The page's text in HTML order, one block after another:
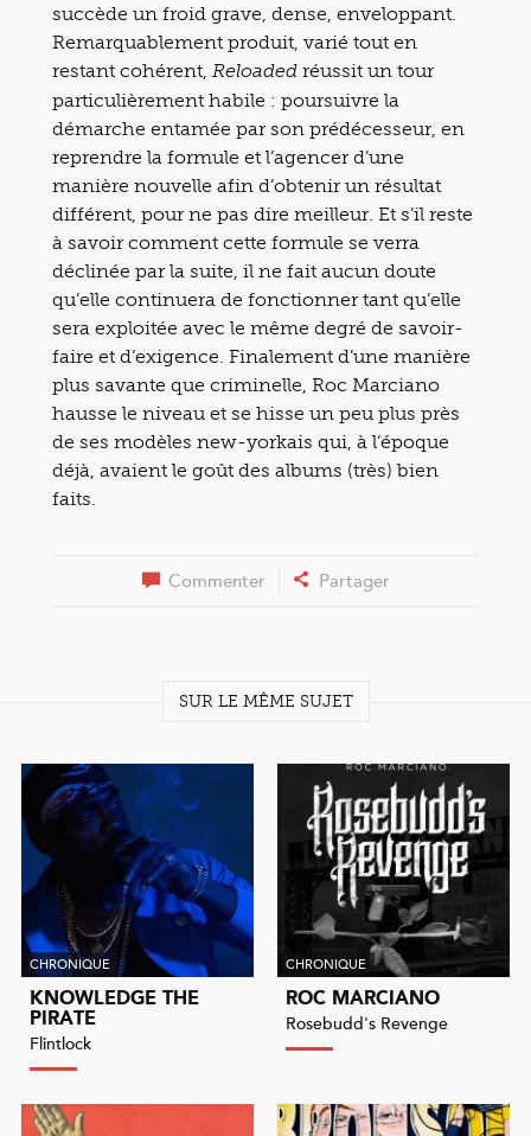
succède un froid grave, dense, enveloppant.
Remarquablement produit, varié tout en
restant cohérent, Reloaded réussit un tour
particulièrement habile : poursuivre la
démarche entamée par son prédécesseur, en
reprendre la formule et l’agencer d’une
manière nouvelle afin d’obtenir un résultat
différent, pour ne pas dire meilleur. Et s’il reste
à savoir comment cette formule se verra
déclinée par la suite, il ne fait aucun doute
qu’elle continuera de fonctionner tant qu’elle
sera exploitée avec le même degré de savoir-
faire et d’exigence. Finalement d’une manière
plus savante que criminelle, Roc Marciano
hausse le niveau et se hisse un peu plus près
de ses modèles new-yorkais qui, à l’époque
déjà, avaient le goût des albums (très) bien
faits.
Commenter Partager
SUR LE MÊME SUJET
CHRONIQUE
KNOWLEDGE THE
PIRATE
Flintlock
CHRONIQUE
ROC MARCIANO
Rosebudd's Revenge